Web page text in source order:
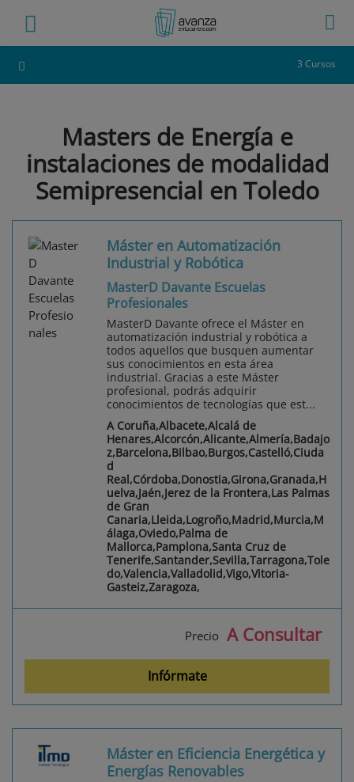
3 Cursos
Masters de Energía e
instalaciones de modalidad
Semipresencial en Toledo
Máster en Automatización
Industrial y Robótica
MasterD Davante Escuelas
Profesionales
MasterD Davante ofrece el Máster en
automatización industrial y robótica a
todos aquellos que busquen aumentar
sus conocimientos en esta área
industrial. Gracias a este Máster
profesional, podrás adquirir
conocimientos de tecnologías que est...
A Coruña,Albacete,Alcalá de
Henares,Alcorcón,Alicante,Almería,Badajo
z,Barcelona,Bilbao,Burgos,Castelló,Ciuda
d
Real,Córdoba,Donostia,Girona,Granada,H
uelva,Jaén,Jerez de la Frontera,Las Palmas
de Gran
Canaria,Lleida,Logroño,Madrid,Murcia,M
álaga,Oviedo,Palma de
Mallorca,Pamplona,Santa Cruz de
Tenerife,Santander,Sevilla,Tarragona,Tole
do,Valencia,Valladolid,Vigo,Vitoria-
Gasteiz,Zaragoza,
Precio A Consultar
Infórmate
Máster en Eficiencia Energética y
Energías Renovables